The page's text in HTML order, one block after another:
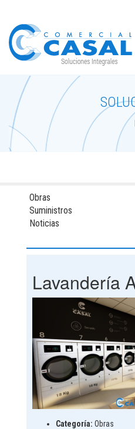
Obras
Suministros
Noticias
Lavandería
Categoría: Obras